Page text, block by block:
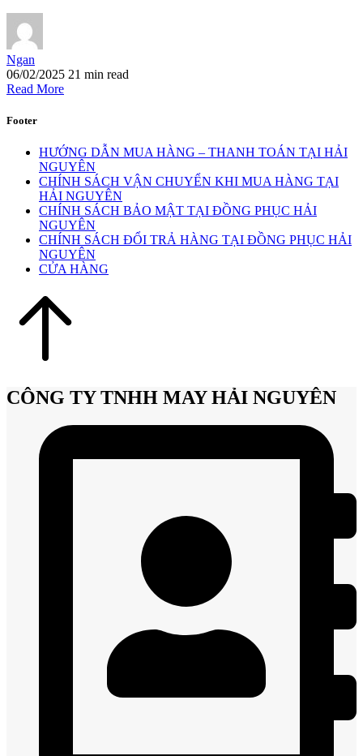
Ngan
06/02/2025 21 min read
Read More
Footer
HƯỚNG DẪN MUA HÀNG – THANH TOÁN TẠI HẢI
NGUYÊN
CHÍNH SÁCH VẬN CHUYỂN KHI MUA HÀNG TẠI
HẢI NGUYÊN
CHÍNH SÁCH BẢO MẬT TẠI ĐỒNG PHỤC HẢI
NGUYÊN
CHÍNH SÁCH ĐỔI TRẢ HÀNG TẠI ĐỒNG PHỤC HẢI
NGUYÊN
CỬA HÀNG
CÔNG TY TNHH MAY HẢI NGUYÊN